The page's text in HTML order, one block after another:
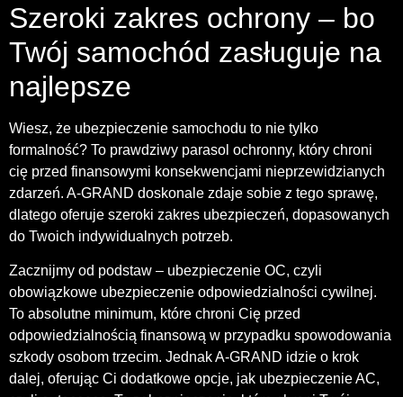
Szeroki zakres ochrony – bo
Twój samochód zasługuje na
najlepsze
Wiesz, że ubezpieczenie samochodu to nie tylko
formalność? To prawdziwy parasol ochronny, który chroni
cię przed finansowymi konsekwencjami nieprzewidzianych
zdarzeń. A-GRAND doskonale zdaje sobie z tego sprawę,
dlatego oferuje szeroki zakres ubezpieczeń, dopasowanych
do Twoich indywidualnych potrzeb.
Zacznijmy od podstaw – ubezpieczenie OC, czyli
obowiązkowe ubezpieczenie odpowiedzialności cywilnej.
To absolutne minimum, które chroni Cię przed
odpowiedzialnością finansową w przypadku spowodowania
szkody osobom trzecim. Jednak A-GRAND idzie o krok
dalej, oferując Ci dodatkowe opcje, jak ubezpieczenie AC,